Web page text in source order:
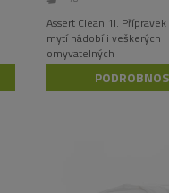
Assert Clean 1l.
mytí nádobí i veškerých
omyvatelných
ploch a předmětů s eko